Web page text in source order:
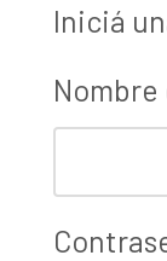
Iniciá